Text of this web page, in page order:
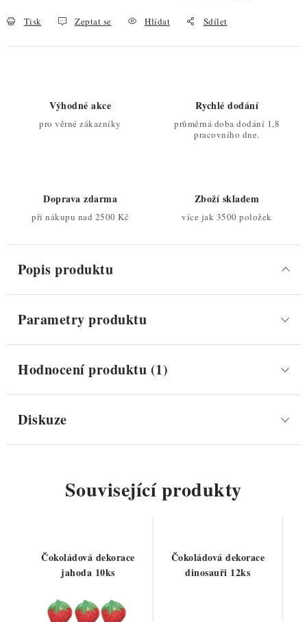
Tisk Zeptat se Hlídat Sdílet
Výhodné akce
pro věrné zákazníky
Rychlé dodání
průměrná doba dodání 1,8
pracovního dne.
Doprava zdarma
při nákupu nad 2500 Kč
Zboží skladem
více jak 3500 položek
Popis produktu
Parametry produktu
Hodnocení produktu (1)
Diskuze
Související produkty
Čokoládová dekorace
jahoda 10ks
Čokoládová dekorace
dinosauři 12ks